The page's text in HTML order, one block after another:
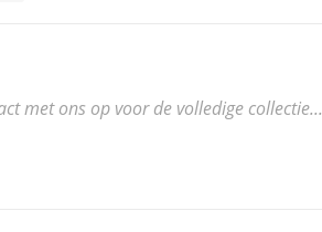
met ons op voor de volledige